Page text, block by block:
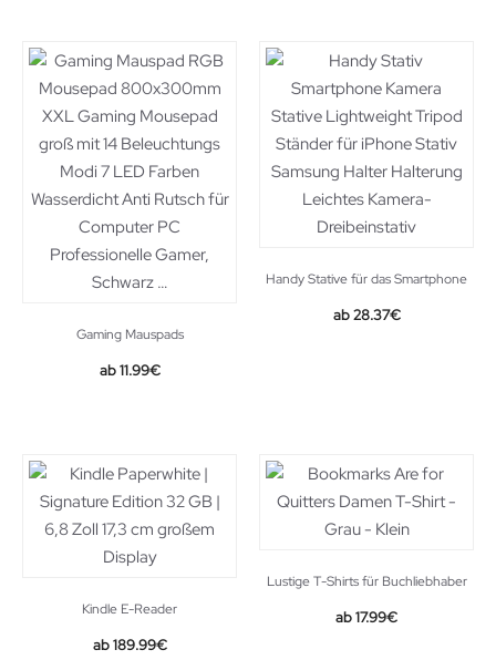
Gaming Mauspads
Original
11.99€Current
Handy Stative für das Smartphone
28.37€
Kindle E-Reader
189.99€
Lustige T-Shirts für Buchliebhaber
17.99€